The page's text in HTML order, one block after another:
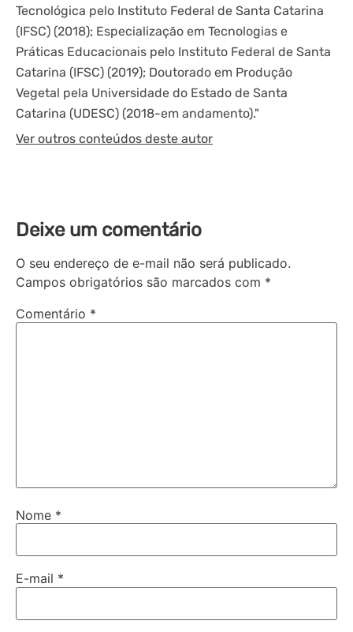
Tecnológica pelo Instituto Federal de Santa Catarina
(IFSC) (2018); Especialização em Tecnologias e
Práticas Educacionais pelo Instituto Federal de Santa
Catarina (IFSC) (2019); Doutorado em Produção
Vegetal pela Universidade do Estado de Santa
Catarina (UDESC) (2018-em andamento)."
Ver outros conteúdos deste autor
Deixe um comentário
O seu endereço de e-mail não será publicado.
Campos obrigatórios são marcados com *
Comentário *
Nome *
E-mail *